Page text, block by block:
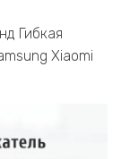
Гибкая
Xiaomi